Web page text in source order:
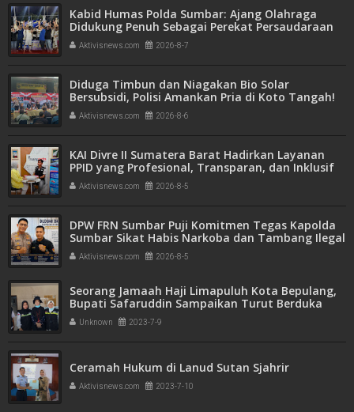
Kabid Humas Polda Sumbar: Ajang Olahraga
Didukung Penuh Sebagai Perekat Persaudaraan
dan Kamtibmas
Aktivisnews.com 2026-8-7
Diduga Timbun dan Niagakan Bio Solar
Bersubsidi, Polisi Amankan Pria di Koto Tangah!
1.350 Liter BBM Disita
Aktivisnews.com 2026-8-6
KAI Divre II Sumatera Barat Hadirkan Layanan
PPID yang Profesional, Transparan, dan Inklusif
untuk Mempermudah Akses Informasi Publik
Aktivisnews.com 2026-8-5
DPW FRN Sumbar Puji Komitmen Tegas Kapolda
Sumbar Sikat Habis Narkoba dan Tambang Ilegal
Aktivisnews.com 2026-8-5
Seorang Jamaah Haji Limapuluh Kota Bepulang,
Bupati Safaruddin Sampaikan Turut Berduka
CitaUnknown 2023-7-9
Ceramah Hukum di Lanud Sutan Sjahrir
Aktivisnews.com 2023-7-10